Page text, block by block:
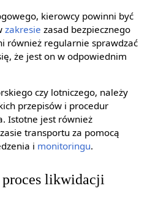
kierowcy powinni być
zakresie zasad bezpiecznego
również regularnie sprawdzać
że jest on w odpowiednim
czy lotniczego, należy
przepisów i procedur
Istotne jest również
transportu za pomocą
i monitoringu.
proces likwidacji